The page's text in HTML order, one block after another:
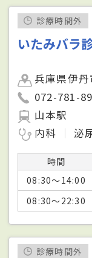
診療時間外
いたみバラ
兵庫県伊
072-781-
山本駅
内科
泌
時間
08:30～14:00
08:30～22:30
診療時間外